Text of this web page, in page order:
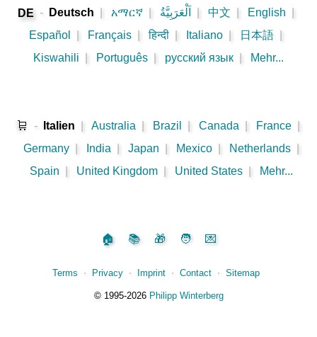
DE - Deutsch አማርኛ اَلْعَرَبِيَّةُ 中文 English
Español
Français हिन्दी Italiano 日本語
Kiswahili
Português русский язык Mehr...
🛒 - Italien Australia Brazil Canada France
Germany
India Japan Mexico Netherlands
Spain
United Kingdom United States Mehr...
🏠 📚 🎁 🧑 💌
Terms ⋅ Privacy ⋅ Imprint ⋅ Contact ⋅ Sitemap
©️1995‑2026 Philipp Winterberg